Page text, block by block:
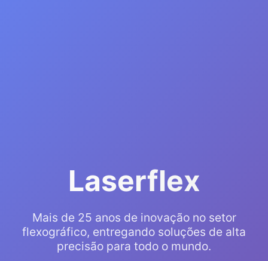
Laserflex
Mais de 25 anos de inovação no setor
flexográfico, entregando soluções de alta
precisão para todo o mundo.